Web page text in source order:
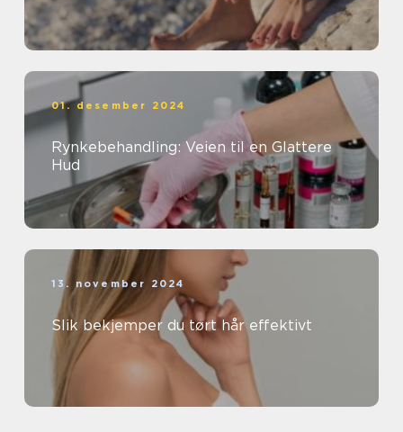
01. desember 2024
Rynkebehandling: Veien til en Glattere
Hud
13. november 2024
Slik bekjemper du tørt hår effektivt